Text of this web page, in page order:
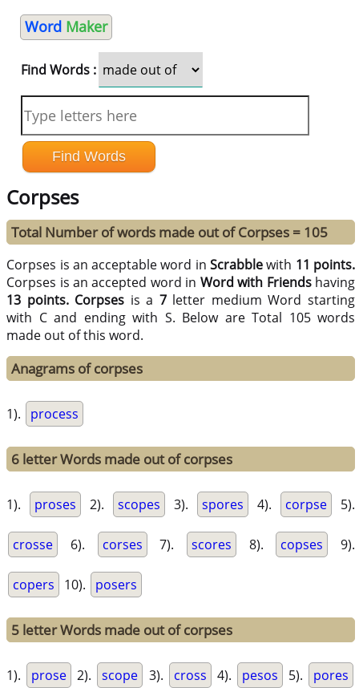
Word Maker
Find Words :
Corpses
Total Number of words made out of Corpses = 105
Corpses is an acceptable word inScrabblewith 11 points.
Corpses is an accepted word in Word with Friendshaving
13 points. Corpses is a 7letter medium Word starting
with C and ending with S. Below are Total 105 words
made out of this word.
Anagrams of corpses
1). process
6 letter Words made out of corpses
1). proses 2). scopes 3). spores 4). corpse 5).
crosse 6). corses 7). scores 8). copses 9).
copers 10). posers
5 letter Words made out of corpses
1). prose 2). scope 3). cross 4). pesos 5). pores